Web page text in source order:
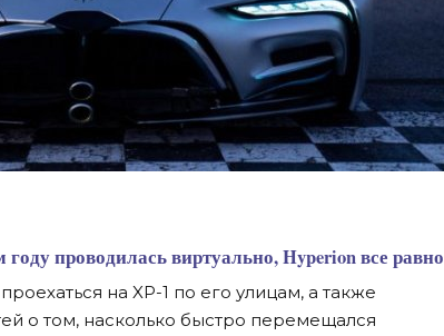
году проводилась виртуально, Hyperion все равно
на XP-1 по его улицам, а также
о том, насколько быстро перемещался